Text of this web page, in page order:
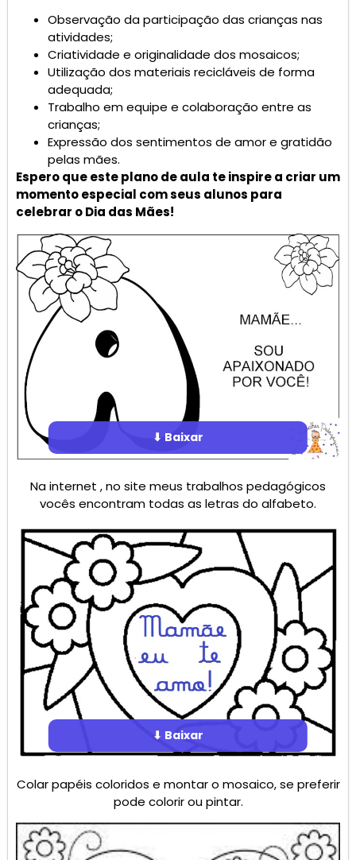
Observação da participação das crianças nas
atividades;
Criatividade e originalidade dos mosaicos;
Utilização dos materiais recicláveis ​​de forma
adequada;
Trabalho em equipe e colaboração entre as
crianças;
Expressão dos sentimentos de amor e gratidão
pelas mães.
Espero que este plano de aula te inspire a criar um
momento especial com seus alunos para
celebrar o Dia das Mães!
⬇ Baixar
Na internet , no site meus trabalhos pedagógicos
vocês encontram todas as letras do alfabeto.
⬇ Baixar
Colar papéis coloridos e montar o mosaico, se preferir
pode colorir ou pintar.